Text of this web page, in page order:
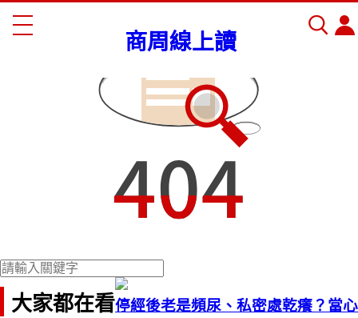
商周線上讀
大家都在看停經後老是頻尿、私密處乾癢？當心